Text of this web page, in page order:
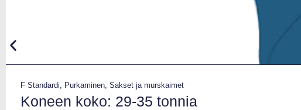
F Standardi Purkaminen Sakset ja murskaimet
Koneen koko: 29-35 tonnia